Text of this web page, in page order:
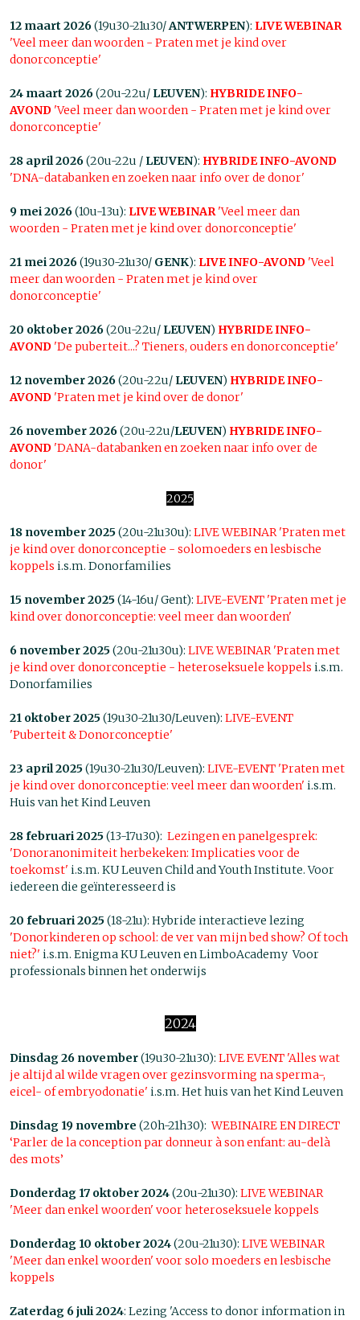
12 maart 2026(19u30-21u30/ANTWERPEN): LIVE WEBINAR
'Veel meer dan woorden - Praten met je kind over
donorconceptie'
24 maart 2026(20u-22u/ LEUVEN): HYBRIDE INFO-
AVOND 'Veel meer dan woorden - Praten met je kind over
donorconceptie'
28 april 2026(20u-22u / LEUVEN): HYBRIDE INFO-AVOND
'DNA-databanken en zoeken naar info over de donor'
9 mei 2026(10u-13u): LIVE WEBINAR'Veel meer dan
woorden - Praten met je kind over donorconceptie'
21 mei 2026(19u30-21u30/ GENK): LIVE INFO-AVOND 'Veel
meer dan woorden - Praten met je kind over
donorconceptie'
20 oktober 2026(20u-22u/ LEUVEN) HYBRIDE INFO-
AVOND 'De puberteit...? Tieners, ouders en donorconceptie'
12 november 2026(20u-22u/ LEUVEN) HYBRIDE INFO-
AVOND 'Praten met je kind over de donor'
26 november 2026(20u-22u/LEUVEN) HYBRIDE INFO-
AVOND 'DANA-databanken en zoeken naar info over de
donor'
2025
18 november 2025(20u-21u30u): LIVE WEBINAR 'Praten met
je kind over donorconceptie - solomoeders en lesbische
koppels i.s.m. Donorfamilies
15 november 2025(14-16u/ Gent): LIVE-EVENT 'Praten met je
kind over donorconceptie: veel meer dan woorden'
6 november 2025(20u-21u30u): LIVE WEBINAR 'Praten met
je kind over donorconceptie - heteroseksuele koppels i.s.m.
Donorfamilies
21 oktober 2025(19u30-21u30/Leuven): LIVE-EVENT
'Puberteit & Donorconceptie'
23 april 2025(19u30-21u30/Leuven): LIVE-EVENT 'Praten met
je kind over donorconceptie: veel meer dan woorden' i.s.m.
Huis van het Kind Leuven
28 februari 2025(13-17u30): Lezingen en panelgesprek:
'Donoranonimiteit herbekeken: Implicaties voor de
toekomst' i.s.m. KU Leuven Child and Youth Institute. Voor
iedereen die geïnteresseerd is
20 februari 2025(18-21u): Hybride interactieve lezing
'Donorkinderen op school: de ver van mijn bed show? Of toch
niet?' i.s.m. Enigma KU Leuven en LimboAcademy Voor
professionals binnen het onderwijs
2024
Dinsdag 26 november(19u30-21u30): LIVE EVENT 'Alles wat
je altijd al wilde vragen over gezinsvorming na sperma-,
eicel- of embryodonatie' i.s.m. Het huis van het Kind Leuven
Dinsdag 19 novembre (20h-21h30):WEBINAIRE EN DIRECT
‘Parler de la conception par donneur à son enfant: au-delà
des mots’
Donderdag 17 oktober 2024(20u-21u30): LIVE WEBINAR
'Meer dan enkel woorden' voor heteroseksuele koppels
Donderdag 10 oktober 2024(20u-21u30): LIVE WEBINAR
'Meer dan enkel woorden' voor solo moeders en lesbische
koppels
Zaterdag 6 juli 2024: Lezing 'Access to donor information in